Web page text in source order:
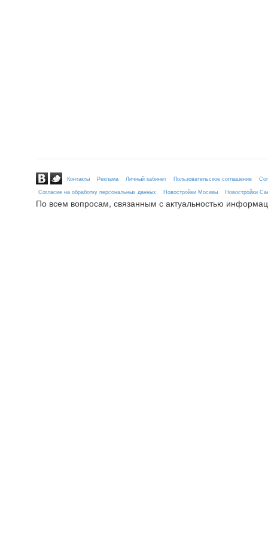
Контакты Реклама Личный кабинет Пользовательское соглашение
Согласие на обработку персональных данных
Новостройки Москвы Новостройки
По всем вопросам, связанным с актуальностью